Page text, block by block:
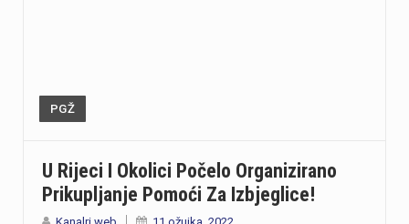
PGŽ
U Rijeci I Okolici Počelo Organizirano
Prikupljanje Pomoći Za Izbjeglice!